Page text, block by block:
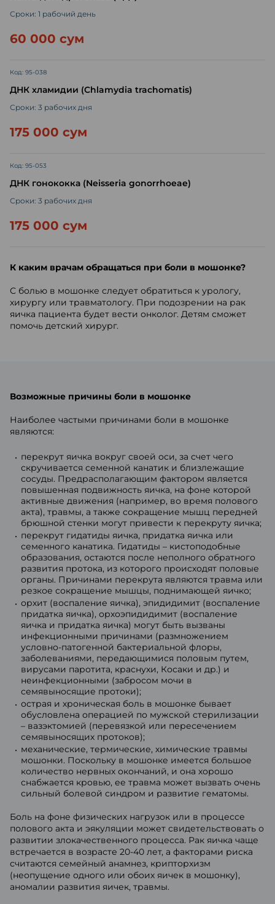
Сроки: 1 рабочий день
60 000 сум
Код: 95-038
ДНК хламидии (Chlamydia trachomatis)
Сроки: 3 рабочих дня
175 000 сум
Код: 95-053
ДНК гонококка (Neisseria gonorrhoeae)
Сроки: 3 рабочих дня
175 000 сум
К каким врачам обращаться при боли в мошонке?
С болью в мошонке следует обратиться к урологу,
хирургу или травматологу. При подозрении на рак
яичка пациента будет вести онколог. Детям сможет
помочь детский хирург.
Возможные причины боли в мошонке
Наиболее частыми причинами боли в мошонке
являются:
перекрут яичка вокруг своей оси, за счет чего
скручивается семенной канатик и близлежащие
сосуды. Предрасполагающим фактором является
повышенная подвижность яичка, на фоне которой
активные движения (например, во время полового
акта), травмы, а также сокращение мышц передней
брюшной стенки могут привести к перекруту яичка;
перекрут гидатиды яичка, придатка яичка или
семенного канатика. Гидатиды – кистоподобные
образования, остаются после неполного обратного
развития протока, из которого происходят половые
органы. Причинами перекрута являются травма или
резкое сокращение мышцы, поднимающей яичко;
орхит (воспаление яичка), эпидидимит (воспаление
придатка яичка), орхоэпидидимит (воспаление
яичка и придатка яичка) могут быть вызваны
инфекционными причинами (размножением
условно-патогенной бактериальной флоры,
заболеваниями, передающимися половым путем,
вирусами паротита, краснухи, Косаки и др.) и
неинфекционными (забросом мочи в
семявыносящие протоки);
острая и хроническая боль в мошонке бывает
обусловлена операцией по мужской стерилизации
– вазэктомией (перевязкой или пересечением
семявыносящих протоков);
механические, термические, химические травмы
мошонки. Поскольку в мошонке имеется большое
количество нервных окончаний, и она хорошо
снабжается кровью, ее травма может вызвать очень
сильный болевой синдром и развитие гематомы.
Боль на фоне физических нагрузок или в процессе
полового акта и эякуляции может свидетельствовать о
развитии злокачественного процесса. Рак яичка чаще
встречается в возрасте 20-40 лет, а факторами риска
считаются семейный анамнез, крипторхизм
(неопущение одного или обоих яичек в мошонку),
аномалии развития яичек, травмы.